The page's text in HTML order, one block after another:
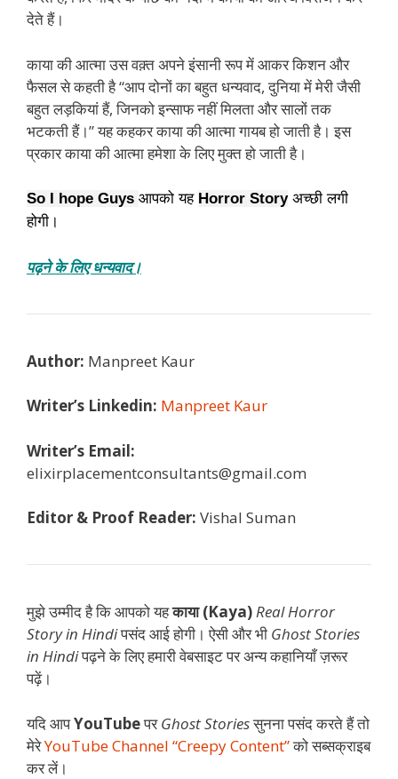
देते हैं।
काया की आत्मा उस वक़्त अपने इंसानी रूप में आकर किशन और
फैसल से कहती है “आप दोनों का बहुत धन्यवाद, दुनिया में मेरी जैसी
बहुत लड़कियां हैं, जिनको इन्साफ नहीं मिलता और सालों तक
भटकती हैं।” यह कहकर काया की आत्मा गायब हो जाती है। इस
प्रकार काया की आत्मा हमेशा के लिए मुक्त हो जाती है।
So I hope Guys आपको यह Horror Story अच्छी लगी
होगी।
पढ़ने के लिए धन्यवाद।
Author: Manpreet Kaur
Writer’s Linkedin: Manpreet Kaur
Writer’s Email:
elixirplacementconsultants@gmail.com
Editor & Proof Reader: Vishal Suman
मुझे उम्मीद है कि आपको यहकाया (Kaya)Real Horror
Story in Hindiपसंद आई होगी। ऐसी और भी Ghost Stories
in Hindiपढ़ने के लिए हमारी वेबसाइट पर अन्य कहानियाँ ज़रूर
पढ़ें।
यदि आपYouTubeपरGhost Storiesसुनना पसंद करते हैं तो
मेरेYouTube Channel “Creepy Content”को सब्सक्राइब
कर लें।